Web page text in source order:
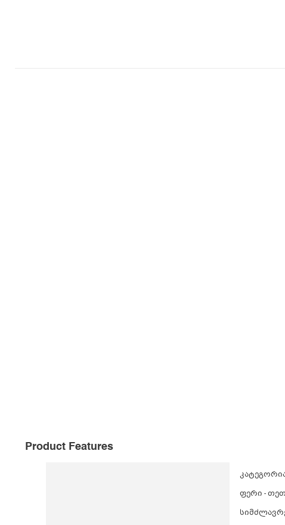
Product Features
ფერი -